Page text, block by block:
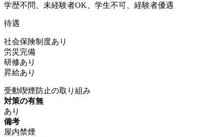
学歴不問、未経験者OK、学生不可、経験者優遇
待遇
社会保険制度あり
労災完備
研修あり
昇給あり
受動喫煙防止の取り組み
対策の有無
あり
備考
屋内禁煙